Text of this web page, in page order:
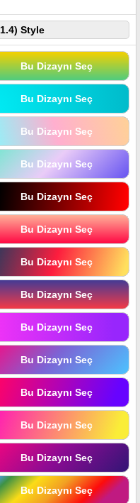
Style
Bu Dizaynı Seç
Bu Dizaynı Seç
Bu Dizaynı Seç
Bu Dizaynı Seç
Bu Dizaynı Seç
Bu Dizaynı Seç
Bu Dizaynı Seç
Bu Dizaynı Seç
Bu Dizaynı Seç
Bu Dizaynı Seç
Bu Dizaynı Seç
Bu Dizaynı Seç
Bu Dizaynı Seç
Bu Dizaynı Seç